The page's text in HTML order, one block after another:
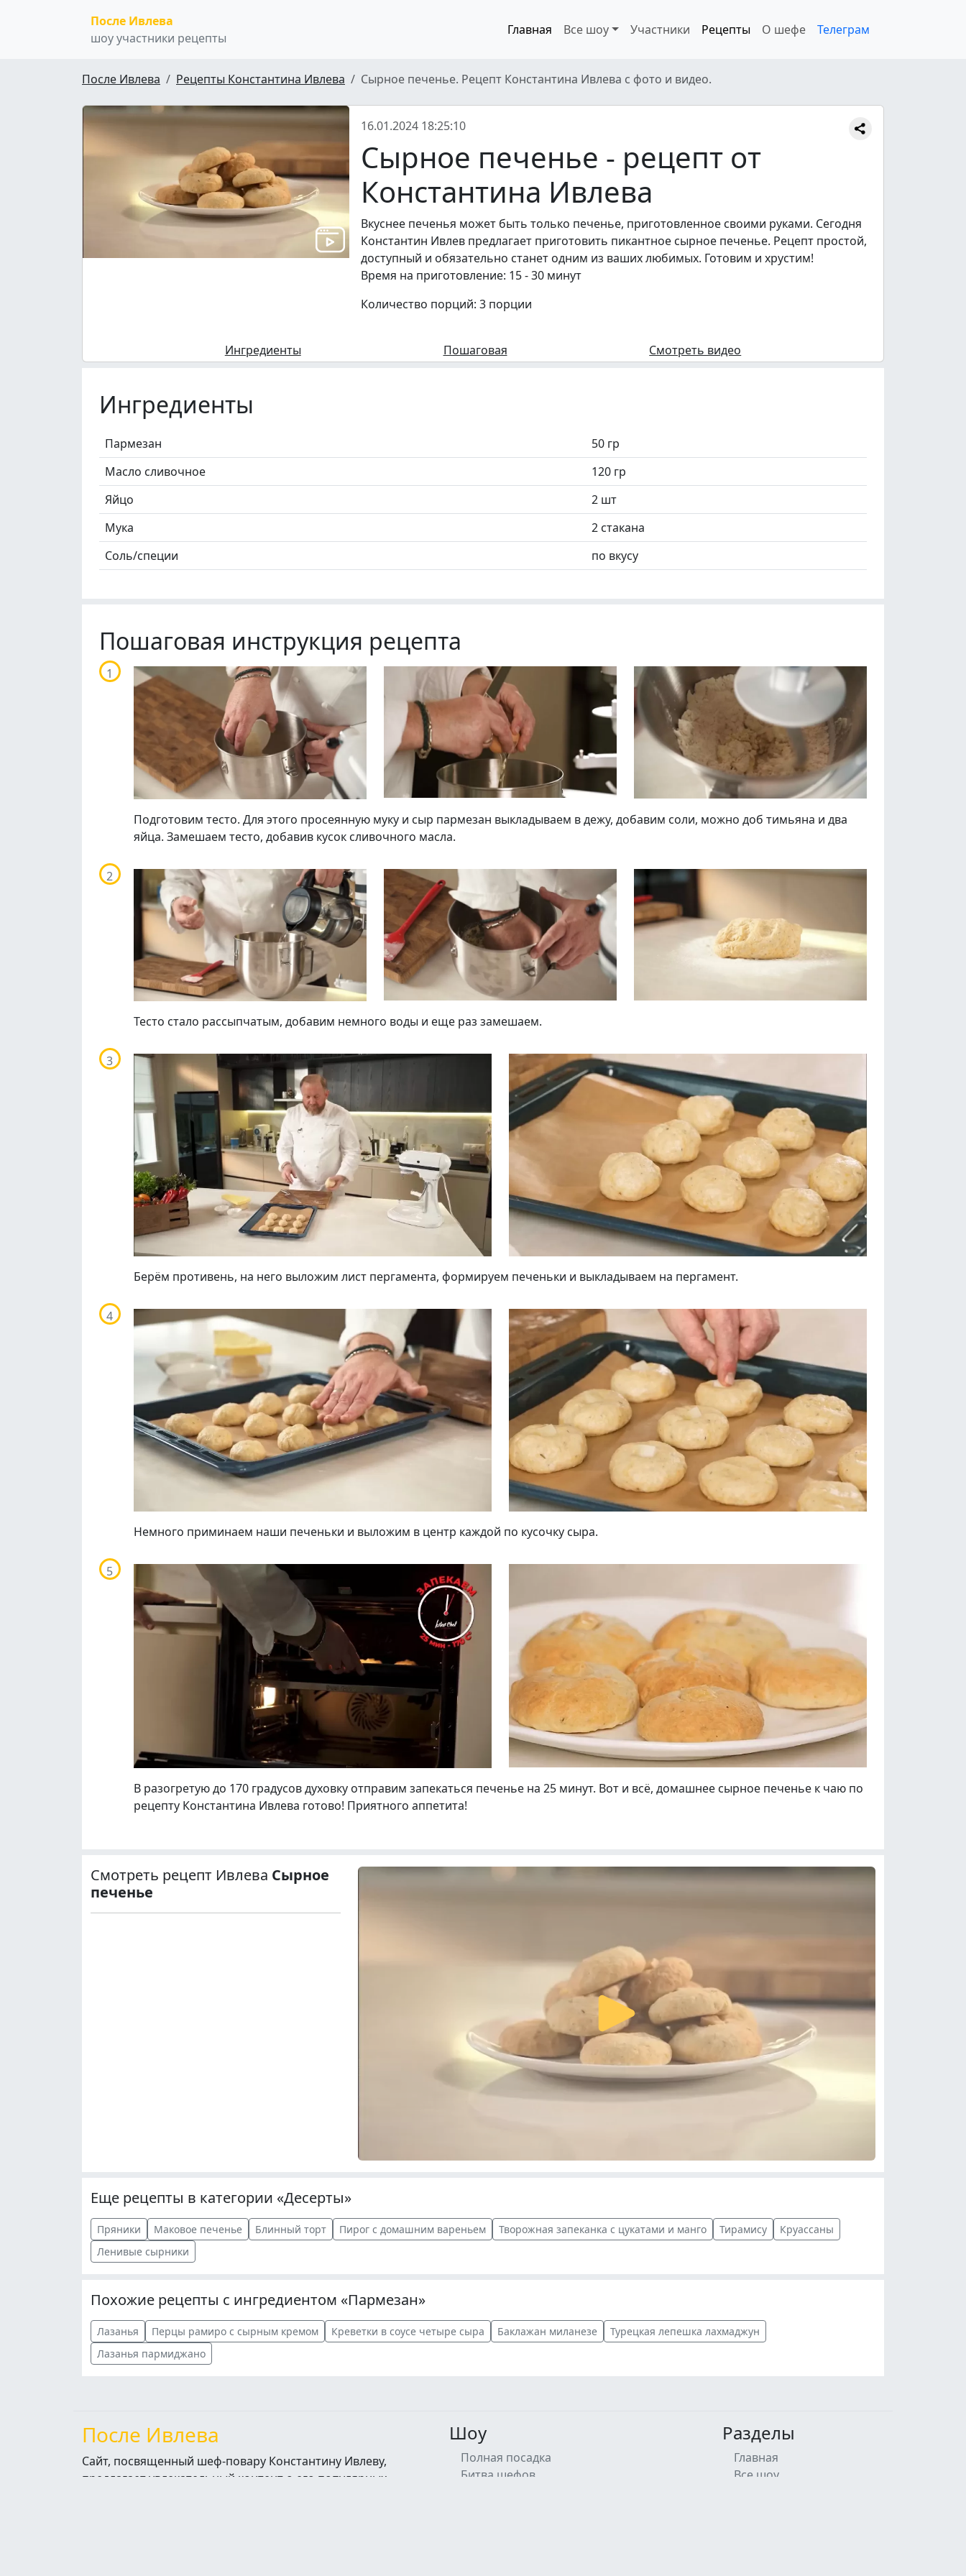
После Ивлева
шоу участники рецепты
Главная Все шоу Участники Рецепты О шефе Телеграм
После Ивлева Рецепты Константина Ивлева Сырное печенье. Рецепт Константина Ивлева с фото и видео.
16.01.2024 18:25:10
Сырное печенье - рецепт от
Константина Ивлева
Вкуснее печенья может быть только печенье, приготовленное своими руками. Сегодня
Константин Ивлев предлагает приготовить пикантное сырное печенье. Рецепт простой,
доступный и обязательно станет одним из ваших любимых. Готовим и хрустим!
Время на приготовление: 15 - 30 минут
Количество порций: 3 порции
Ингредиенты Пошаговая Смотреть видео
Ингредиенты
Пармезан
50 гр
Масло сливочное
120 гр
Яйцо
2 шт
Мука
2 стакана
Соль/специи
по вкусу
Пошаговая инструкция рецепта
Подготовим тесто. Для этого просеянную муку и сыр пармезан выкладываем в дежу, добавим соли, можно доб тимьяна и два
яйца. Замешаем тесто, добавив кусок сливочного масла.
Тесто стало рассыпчатым, добавим немного воды и еще раз замешаем.
Берём противень, на него выложим лист пергамента, формируем печеньки и выкладываем на пергамент.
Немного приминаем наши печеньки и выложим в центр каждой по кусочку сыра.
В разогретую до 170 градусов духовку отправим запекаться печенье на 25 минут. Вот и всё, домашнее сырное печенье к чаю по
рецепту Константина Ивлева готово! Приятного аппетита!
Смотреть рецепт Ивлева Сырное
печенье
Еще рецепты в категории «Десерты»
Пряники Маковое печенье Блинный торт Пирог с домашним вареньем Творожная запеканка с цукатами и манго Тирамису
Круассаны
Ленивые сырники
Похожие рецепты с ингредиентом «Пармезан»
Лазанья Перцы рамиро с сырным кремом Креветки в соусе четыре сыра Баклажан миланезе
Турецкая лепешка лахмаджун
Лазанья пармиджано
После Ивлева
Сайт, посвященный шеф-повару Константину Ивлеву,
предлагает увлекательный контент о его популярных
Шоу
Полная посадка
Битва шефов
Разделы
Главная
Все шоу
Подписывайтесь на телеграм-канал.
Мы выкладываем авторские обзоры
каждую неделю.
Подписаться
Нас уже